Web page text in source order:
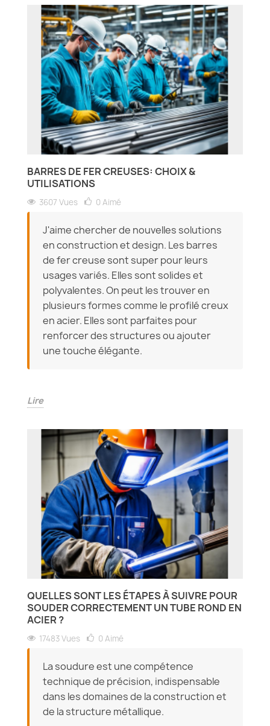
BARRES DE FER CREUSES: CHOIX &
UTILISATIONS
3607 Vues 0 Aimé
J'aime chercher de nouvelles solutions
en construction et design. Les barres
de fer creuse sont super pour leurs
usages variés. Elles sont solides et
polyvalentes. On peut les trouver en
plusieurs formes comme le profilé creux
en acier. Elles sont parfaites pour
renforcer des structures ou ajouter
une touche élégante.
Lire
QUELLES SONT LES ÉTAPES À SUIVRE POUR
SOUDER CORRECTEMENT UN TUBE ROND EN
ACIER ?
17483 Vues 0 Aimé
La soudure est une compétence
technique de précision, indispensable
dans les domaines de la construction et
de la structure métallique.